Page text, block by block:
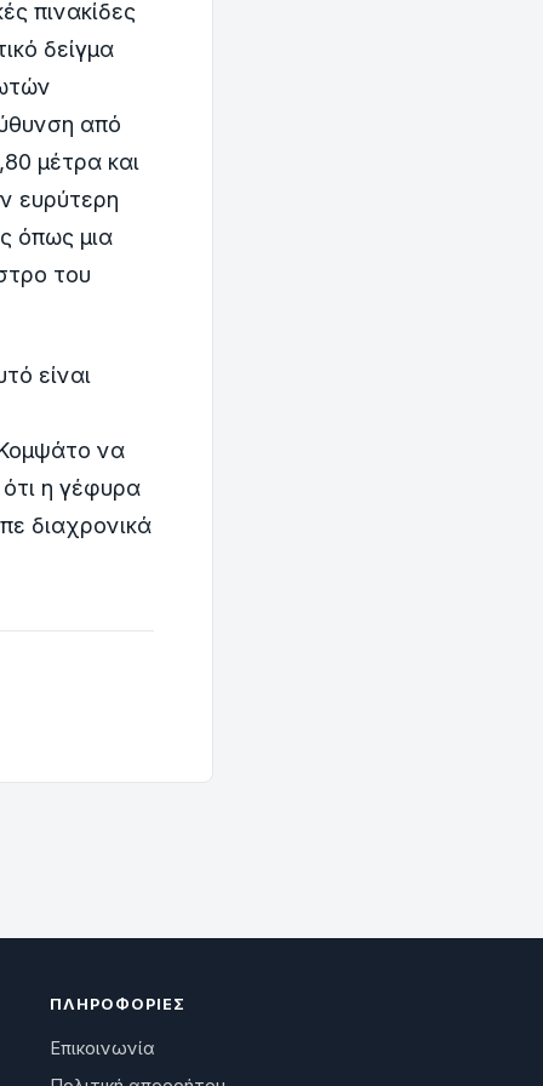
πινακίδες
δείγμα
από
μέτρα και
ευρύτερη
όπως μια
του
είναι
να
η γέφυρα
διαχρονικά
ΠΛΗΡΟΦΟΡΊΕΣ
Επικοινωνία